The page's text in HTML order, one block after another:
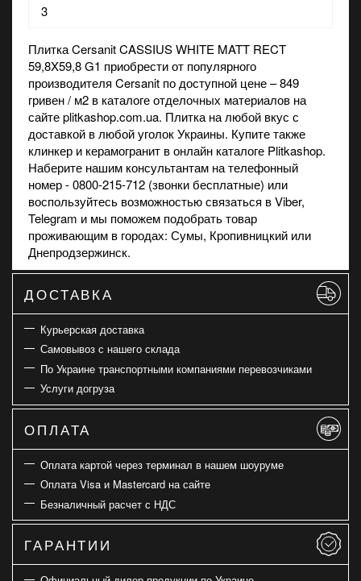
3
Плитка Cersanit CASSIUS WHITE MATT RECT
59,8X59,8 G1 приобрести от популярного
производителя Cersanit по доступной цене – 849
гривен / м2 в каталоге отделочных материалов на
сайте plitkashop.com.ua. Плитка на любой вкус с
доставкой в любой уголок Украины. Купите также
клинкер и керамогранит в онлайн каталоге Plitkashop.
Наберите нашим консультантам на телефонный
номер - 0800-215-712 (звонки бесплатные) или
воспользуйтесь возможностью связаться вViber,
Telegram и мы поможем подобрать товар
проживающим в городах: Сумы, Кропивницкий или
Днепродзержинск.
ДОСТАВКА
Курьерская доставка
Самовывоз с нашего склада
По Украине транспортными компаниями перевозчиками
Услуги догруза
ОПЛАТА
Оплата картой через терминал в нашем шоуруме
Оплата Visa и Mastercard на сайте
Безналичный расчет с НДС
ГАРАНТИИ